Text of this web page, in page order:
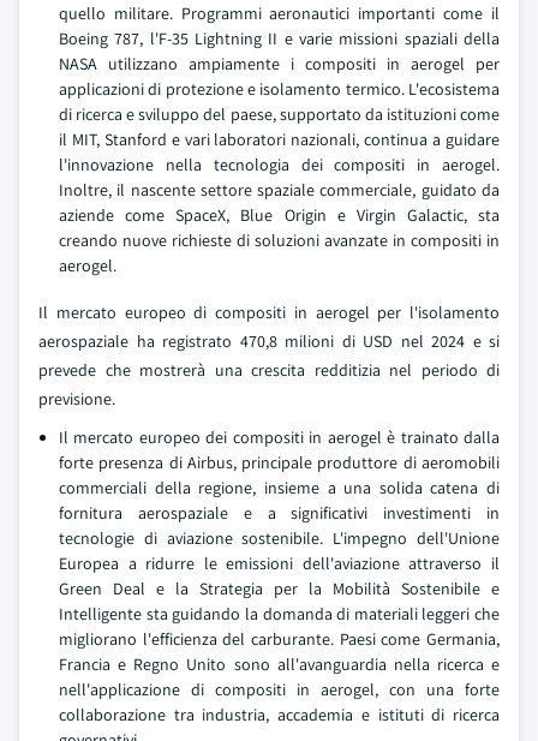
quello militare. Programmi aeronautici importanti come il
Boeing 787, l'F-35 Lightning II e varie missioni spaziali della
NASA utilizzano ampiamente i compositi in aerogel per
applicazioni di protezione e isolamento termico. L'ecosistema
di ricerca e sviluppo del paese, supportato da istituzioni come
il MIT, Stanford e vari laboratori nazionali, continua a guidare
l'innovazione nella tecnologia dei compositi in aerogel.
Inoltre, il nascente settore spaziale commerciale, guidato da
aziende come SpaceX, Blue Origin e Virgin Galactic, sta
creando nuove richieste di soluzioni avanzate in compositi in
aerogel.
Il mercato europeo di compositi in aerogel per l'isolamento
aerospaziale ha registrato 470,8 milioni di USD nel 2024 e si
prevede che mostrerà una crescita redditizia nel periodo di
previsione.
Il mercato europeo dei compositi in aerogel è trainato dalla
forte presenza di Airbus, principale produttore di aeromobili
commerciali della regione, insieme a una solida catena di
fornitura aerospaziale e a significativi investimenti in
tecnologie di aviazione sostenibile. L'impegno dell'Unione
Europea a ridurre le emissioni dell'aviazione attraverso il
Green Deal e la Strategia per la Mobilità Sostenibile e
Intelligente sta guidando la domanda di materiali leggeri che
migliorano l'efficienza del carburante. Paesi come Germania,
Francia e Regno Unito sono all'avanguardia nella ricerca e
nell'applicazione di compositi in aerogel, con una forte
collaborazione tra industria, accademia e istituti di ricerca